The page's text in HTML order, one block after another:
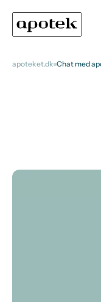
apoteket.dk Chat med